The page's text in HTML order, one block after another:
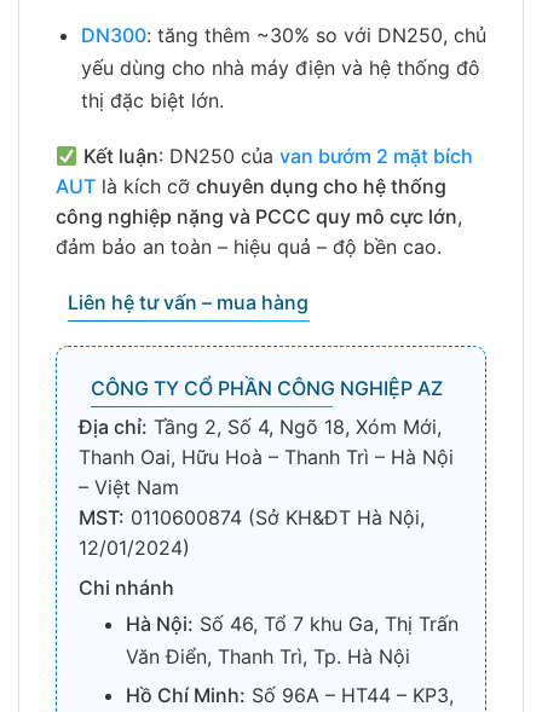
DN300: tăng thêm ~30% so với DN250, chủ
yếu dùng cho nhà máy điện và hệ thống đô
thị đặc biệt lớn.
Kết luận: DN250 củavan bướm 2 mặt bích
AUT là kích cỡ chuyên dụng cho hệ thống
công nghiệp nặng và PCCC quy mô cực lớn,
đảm bảo an toàn – hiệu quả – độ bền cao.
Liên hệ tư vấn – mua hàng
CÔNG TY CỔ PHẦN CÔNG NGHIỆP AZ
Địa chỉ: Tầng 2, Số 4, Ngõ 18, Xóm Mới,
Thanh Oai, Hữu Hoà – Thanh Trì – Hà Nội
– Việt Nam
MST: 0110600874 (Sở KH&ĐT Hà Nội,
12/01/2024)
Chi nhánh
Hà Nội: Số 46, Tổ 7 khu Ga, Thị Trấn
Văn Điển, Thanh Trì, Tp. Hà Nội
Hồ Chí Minh: Số 96A – HT44 – KP3,